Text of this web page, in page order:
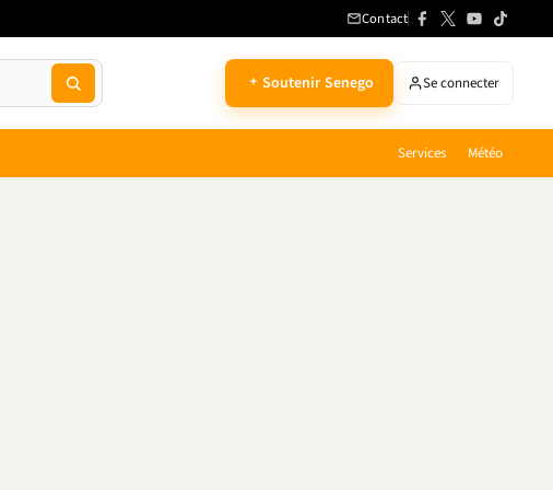
Contact
Soutenir Senego Se connecter
Services Météo